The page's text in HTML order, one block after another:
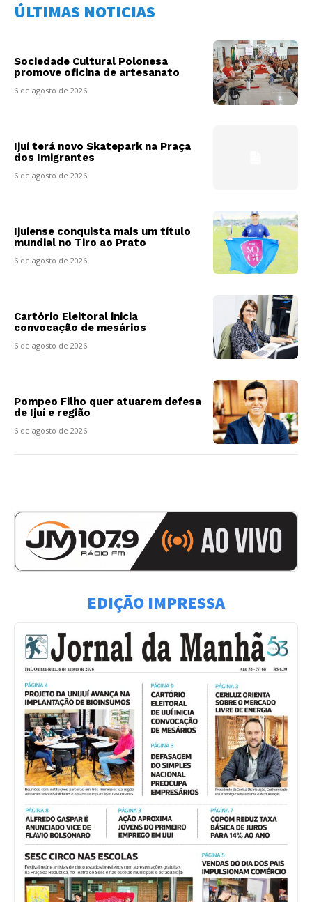
ÚLTIMAS NOTICIAS
Sociedade Cultural Polonesa
promove oficina de artesanato
6 de agosto de 2026
Ijuí terá novo Skatepark na Praça
dos Imigrantes
6 de agosto de 2026
Ijuiense conquista mais um título
mundial no Tiro ao Prato
6 de agosto de 2026
Cartório Eleitoral inicia
convocação de mesários
6 de agosto de 2026
Pompeo Filho quer atuarem defesa
de Ijuí e região
6 de agosto de 2026
EDIÇÃO IMPRESSA